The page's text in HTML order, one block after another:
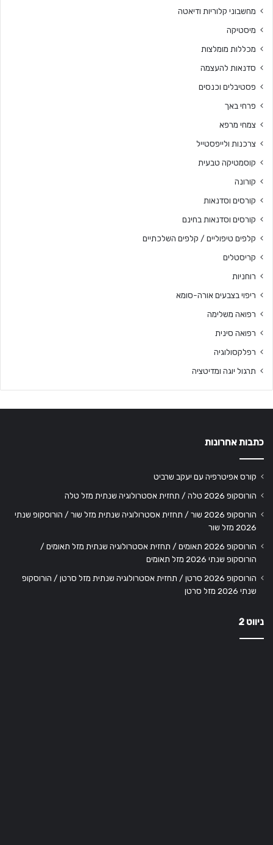
מחשבוני קלוריות ודיאטה
מיסטיקה
מכללות מומלצות
סדנאות להעצמה
פסטיבלים וכנסים
פרחי באך
צמחי מרפא
צרכנות ולייפסטייל
קוסמטיקה טבעית
קורונה
קורסים וסדנאות
קורסים וסדנאות בחינם
קלפים טיפוליים / קלפים השלכתיים
קריסטלים
רוחניות
ריפוי בצבעים אורה-סומא
רפואה משלימה
רפואה סינית
רפלקסולוגיה
תרגול יוגה ומדיטציה
כתבות אחרונות
קורס אפיטרפיה עם יעקב שרביט
הורוסקופ 2026 טלה / תחזית אסטרולוגיה שנתית מזל טלה
הורוסקופ 2026 שור / תחזית אסטרולוגיה שנתית מזל שור / הורוסקופ שנתי
2026 מזל שור
הורוסקופ 2026 תאומים / תחזית אסטרולוגיה שנתית מזל תאומים /
הורוסקופ שנתי 2026 מזל תאומים
הורוסקופ 2026 סרטן / תחזית אסטרולוגיה שנתית מזל סרטן / הורוסקופ
שנתי 2026 מזל סרטן
ניווט 2